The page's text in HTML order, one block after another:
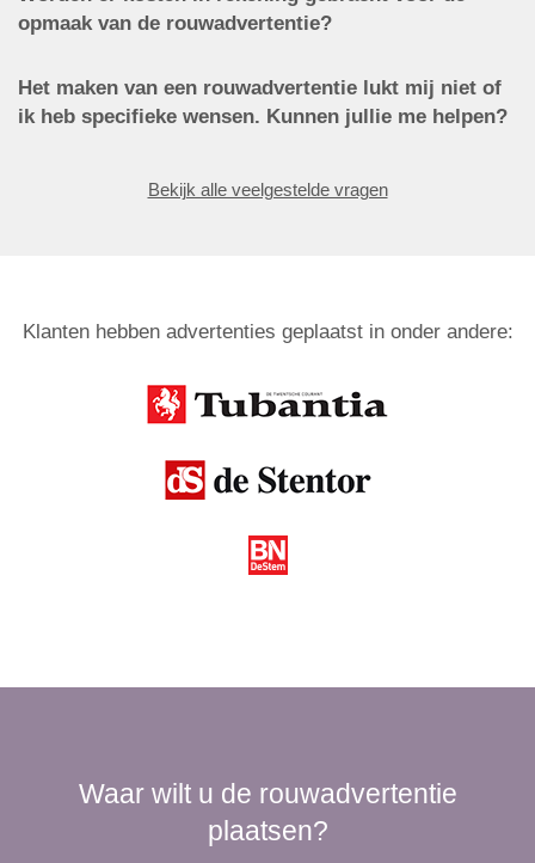
opmaak van de rouwadvertentie?
Het maken van een rouwadvertentie lukt mij niet of
ik heb specifieke wensen. Kunnen jullie me helpen?
Bekijk alle veelgestelde vragen
Klanten hebben advertenties geplaatst in onder andere:
Waar wilt u de rouwadvertentie
plaatsen?